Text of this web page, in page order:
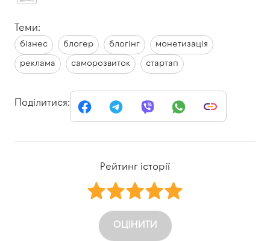
Теми:
бізнес блогер блогінг монетизація
реклама саморозвиток стартап
Поділитися:
Рейтинг історії
ОЦІНИТИ